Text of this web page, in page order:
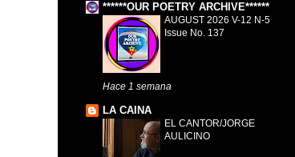
******OUR POETRY ARCHIVE******
AUGUST 2026 V-12 N-5
Issue No. 137
Hace 1 semana
LA CAINA
EL CANTOR/JORGE
AULICINO